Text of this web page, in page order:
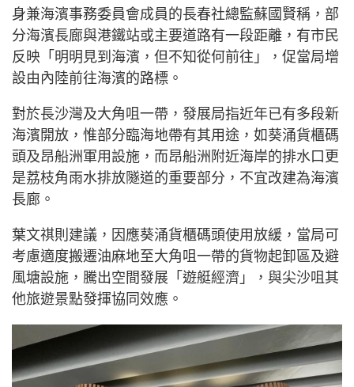
身兼海濱事務委員會成員的長春社總監蘇國賢稱，部
分海濱長廊與港鐵站或主要道路有一段距離，有市民
反映「明明見到海濱，但不知從何前往」，促當局增
設由內陸前往海濱的路標。
對於長沙灣及大角咀一帶，發展局指近年已有多段新
海濱開放，惟部分臨海地帶有其用途，如葵涌貨櫃碼
頭及昂船洲軍用設施，而昂船洲附近海岸的排水口更
是荔枝角雨水排放隧道的重要部分，不宜改建為海濱
長廊。
葉文祺則建議，因應葵涌貨櫃碼頭使用放緩，當局可
考慮適度搬遷油麻地至大角咀一帶的貨物起卸區及避
風塘設施，騰出空間發展「遊艇經濟」，與尖沙咀其
他旅遊景點發揮協同效應。